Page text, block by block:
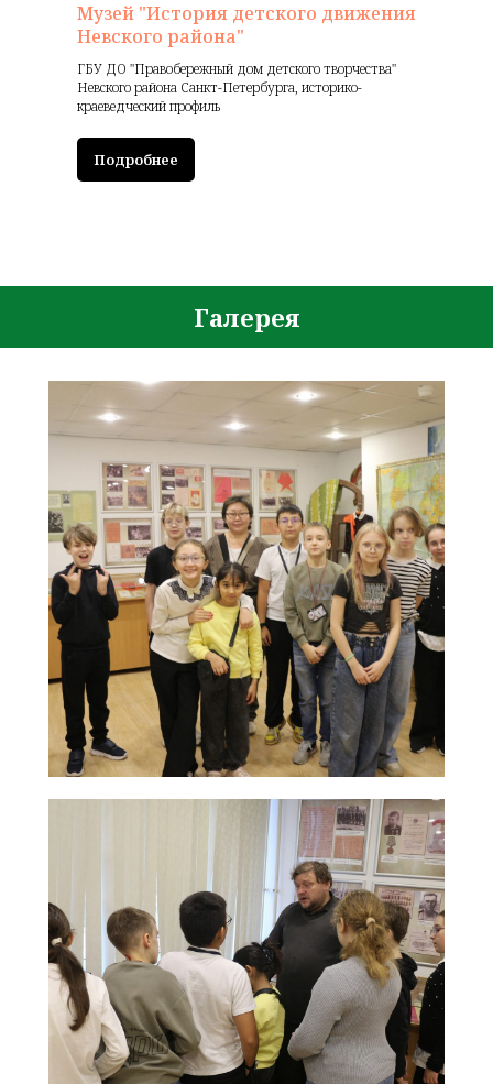
Музей "История детского движения
Невского района"
ГБУ ДО "Правобережный дом детского творчества"
Невского района Санкт-Петербурга, историко-
краеведческий профиль
Подробнее
Галерея